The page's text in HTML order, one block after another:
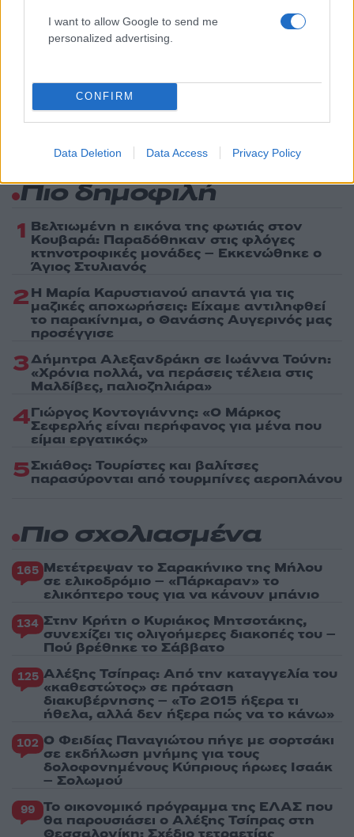
I want to allow Google to send me
personalized advertising.
CONFIRM
Data Deletion Data Access Privacy Policy
Share:
τελευταία νέατης ημέρας
Πιο δημοφιλή
1 Βελτιωμένη η εικόνα της φωτιάς στον
Κουβαρά: Παραδόθηκαν στις φλόγες
κτηνοτροφικές μονάδες – Εκκενώθηκε ο
Άγιος Στυλιανός
2Η Μαρία Καρυστιανού απαντά για τις
μαζικές αποχωρήσεις: Είχαμε αντιληφθεί
το παρακίνημα, ο Θανάσης Αυγερινός μας
προσέγγισε
3Δήμητρα Αλεξανδράκη σε Ιωάννα Τούνη:
«Χρόνια πολλά, να περάσεις τέλεια στις
Μαλδίβες, παλιοζηλιάρα»
4Γιώργος Κοντογιάννης: «Ο Μάρκος
Σεφερλής είναι περήφανος για μένα που
είμαι εργατικός»
5Σκιάθος: Τουρίστες και βαλίτσες
παρασύρονται από τουρμπίνες αεροπλάνου
Πιο σχολιασμένα
165 Μετέτρεψαν το Σαρακήνικο της Μήλου
σε ελικοδρόμιο – «Πάρκαραν» το
ελικόπτερο τους για να κάνουν μπάνιο
134 Στην Κρήτη ο Κυριάκος Μητσοτάκης,
συνεχίζει τις ολιγοήμερες διακοπές του –
Πού βρέθηκε το Σάββατο
125 Αλέξης Τσίπρας: Από την καταγγελία του
«καθεστώτος» σε πρόταση
διακυβέρνησης – «Το 2015 ήξερα τι
ήθελα, αλλά δεν ήξερα πώς να το κάνω»
102 Ο Φειδίας Παναγιώτου πήγε με σορτσάκι
σε εκδήλωση μνήμης για τους
δολοφονημένους Κύπριους ήρωες Ισαάκ
– Σολωμού
99 Το οικονομικό πρόγραμμα της ΕΛΑΣ που
θα παρουσιάσει ο Αλέξης Τσίπρας στη